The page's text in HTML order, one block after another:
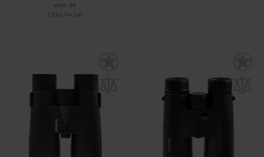
este de
1.342,04 Lei